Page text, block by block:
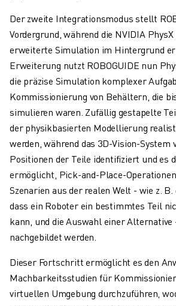
KUNDENDIENST
KUNDENBETREUUNG
FANUC PLANS
FIELD & WARTUNG
TECHNISCHE FERNUNTERSTÜTZUNG
ERSATZTEILE
WIEDERAUFBEREITUNG
DIGITALE SERVICE TOOLS
E-STORE
DOWNLOAD CENTER » MYFANUC
TRAINING & AUSBILDUNG
FANUC AKADEMIE
BRANCHEN-LÖSUNGEN
LÖSUNGEN FÜR DIE AUSBILDUNG
WORLDSKILLS & YOUNG TALENTS
Der zweite Integrationsmodus stellt
Vordergrund, während die NVIDIA
erweiterte Simulation im Hintergrund
Erweiterung nutzt ROBOGUIDE nun
die präzise Simulation komplexer
Kommissionierung von Behältern, die
simulieren waren. Zufällig gestapelte
der physikbasierten Modellierung
werden, während das 3D-Vision-System
Positionen der Teile identifiziert und es
ermöglicht, Pick-and-Place-
Szenarien aus der realen Welt - wie z. B.
dass ein Roboter ein bestimmtes Teil
kann, und die Auswahl einer
nachgebildet werden.
Dieser Fortschritt ermöglicht es den
Machbarkeitsstudien für
virtuellen Umgebung durchzuführen,